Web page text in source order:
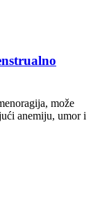
može
anemiju, umor i